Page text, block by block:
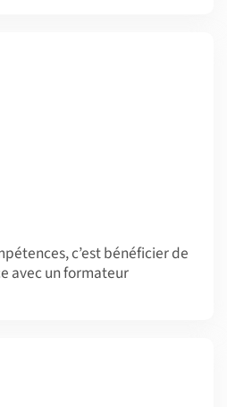
c’est bénéficier de
avec un formateur